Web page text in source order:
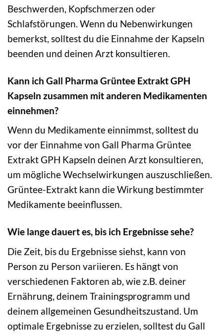
Beschwerden, Kopfschmerzen oder
Schlafstörungen. Wenn du Nebenwirkungen
bemerkst, solltest du die Einnahme der Kapseln
beenden und deinen Arzt konsultieren.
Kann ich Gall Pharma Grüntee Extrakt GPH
Kapseln zusammen mit anderen Medikamenten
einnehmen?
Wenn du Medikamente einnimmst, solltest du
vor der Einnahme von Gall Pharma Grüntee
Extrakt GPH Kapseln deinen Arzt konsultieren,
um mögliche Wechselwirkungen auszuschließen.
Grüntee-Extrakt kann die Wirkung bestimmter
Medikamente beeinflussen.
Wie lange dauert es, bis ich Ergebnisse sehe?
Die Zeit, bis du Ergebnisse siehst, kann von
Person zu Person variieren. Es hängt von
verschiedenen Faktoren ab, wie z.B. deiner
Ernährung, deinem Trainingsprogramm und
deinem allgemeinen Gesundheitszustand. Um
optimale Ergebnisse zu erzielen, solltest du Gall